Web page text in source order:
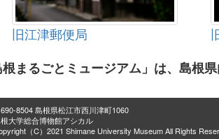
旧江津郵便局
根まるごとミュージアム」は、島根
8504 島根県松江市西川津町1060
大学総合博物館アシカル
（C）2021 Shimane University Museum All Rights